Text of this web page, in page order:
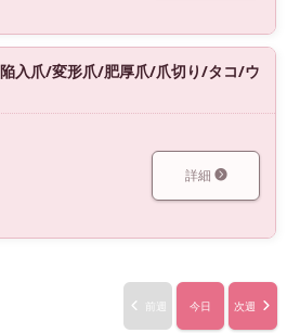
陥入爪/変形爪/肥厚爪/爪切り/タコ/ウ
詳細
前週 今日 次週